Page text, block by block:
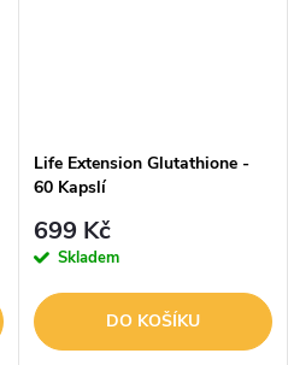
Life Extension Glutathione -
60 Kapslí
699 Kč
Skladem
DO KOŠÍKU